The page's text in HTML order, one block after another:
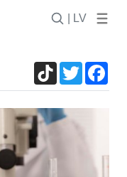
| LV
TikTokTwitter